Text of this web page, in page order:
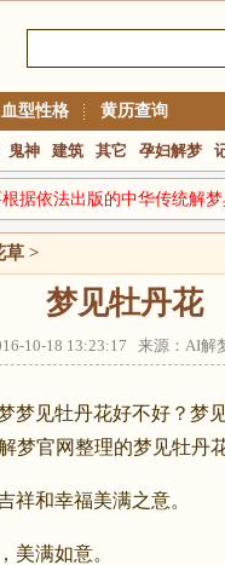
血型性格 黄历查询
鬼神 建筑 其它 孕妇解梦
据依法出版的中华传统解
草 >
梦见牡丹花
10-18 13:23:17 来源：AI解
梦见牡丹花好不好？梦
梦官网整理的梦见牡丹
和幸福美满之意。
满如意。